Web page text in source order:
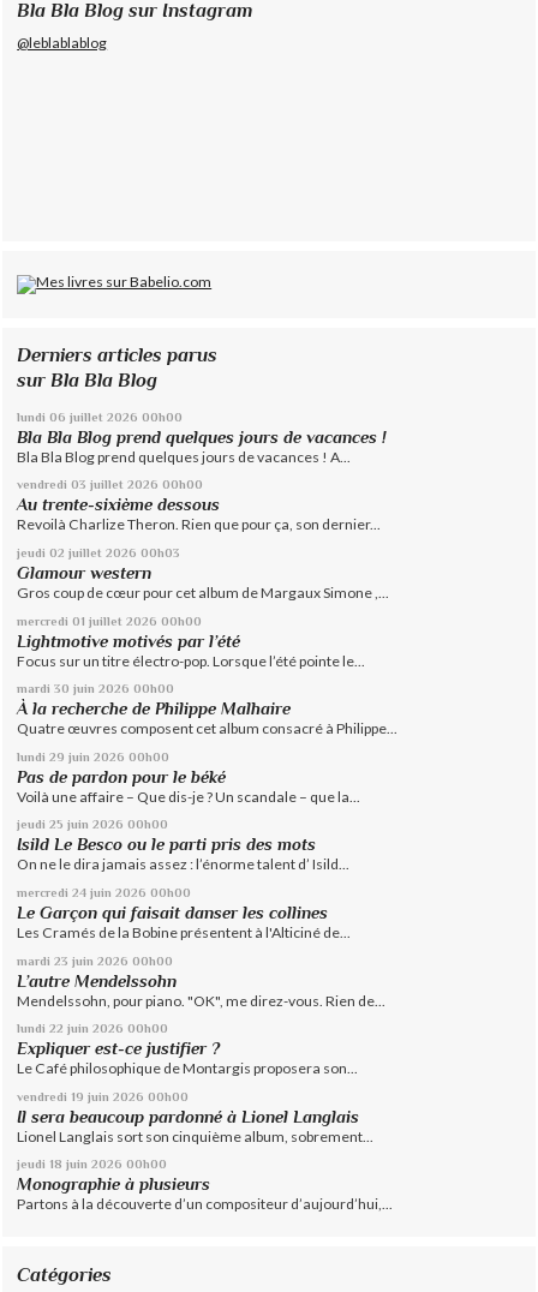
Bla Bla Blog sur Instagram
@leblablablog
Derniers articles parus
sur Bla Bla Blog
lundi 06 juillet 2026 00h00
Bla Bla Blog prend quelques jours de vacances !
Bla Bla Blog prend quelques jours de vacances ! A...
vendredi 03 juillet 2026 00h00
Au trente-sixième dessous
Revoilà Charlize Theron. Rien que pour ça, son dernier...
jeudi 02 juillet 2026 00h03
Glamour western
Gros coup de cœur pour cet album de Margaux Simone ,...
mercredi 01 juillet 2026 00h00
Lightmotive motivés par l’été
Focus sur un titre électro-pop. Lorsque l’été pointe le...
mardi 30 juin 2026 00h00
À la recherche de Philippe Malhaire
Quatre œuvres composent cet album consacré à Philippe...
lundi 29 juin 2026 00h00
Pas de pardon pour le béké
Voilà une affaire – Que dis-je ? Un scandale – que la...
jeudi 25 juin 2026 00h00
Isild Le Besco ou le parti pris des mots
On ne le dira jamais assez : l’énorme talent d’ Isild...
mercredi 24 juin 2026 00h00
Le Garçon qui faisait danser les collines
Les Cramés de la Bobine présentent à l'Alticiné de...
mardi 23 juin 2026 00h00
L’autre Mendelssohn
Mendelssohn, pour piano. "OK", me direz-vous. Rien de...
lundi 22 juin 2026 00h00
Expliquer est-ce justifier ?
Le Café philosophique de Montargis proposera son...
vendredi 19 juin 2026 00h00
Il sera beaucoup pardonné à Lionel Langlais
Lionel Langlais sort son cinquième album, sobrement...
jeudi 18 juin 2026 00h00
Monographie à plusieurs
Partons à la découverte d’un compositeur d’aujourd’hui,...
Catégories